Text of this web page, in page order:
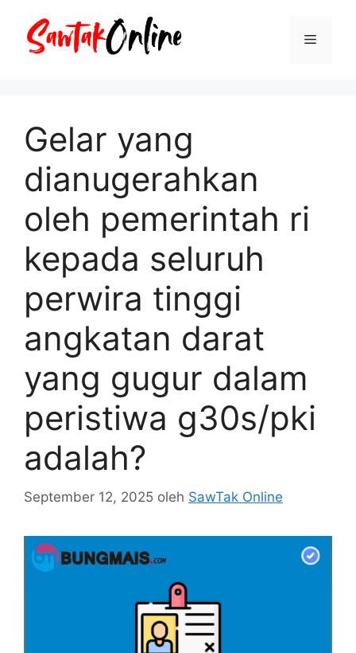
Menu
Gelar yang
dianugerahkan
oleh pemerintah ri
kepada seluruh
perwira tinggi
angkatan darat
yang gugur dalam
peristiwa g30s/pki
adalah?
September 12, 2025 oleh SawTak Online